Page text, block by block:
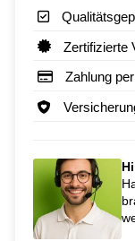
Zertifizierte
Zahlung